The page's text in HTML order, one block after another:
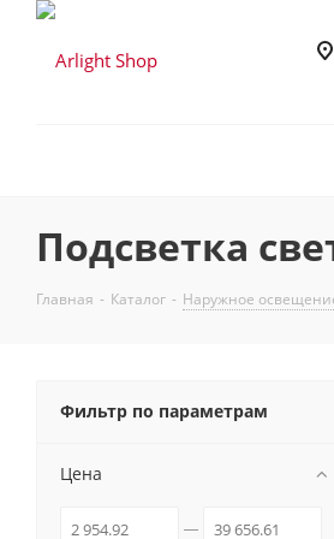
Подсветка
Главная - Каталог - Наружное
Фильтр по параметрам
Цена